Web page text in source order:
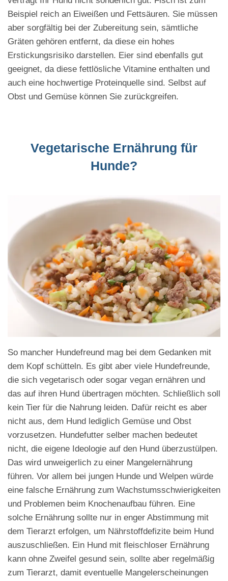
Beispiel reich an Eiweißen und Fettsäuren. Sie müssen
aber sorgfältig bei der Zubereitung sein, sämtliche
Gräten gehören entfernt, da diese ein hohes
Erstickungsrisiko darstellen. Eier sind ebenfalls gut
geeignet, da diese fettlösliche Vitamine enthalten und
auch eine hochwertige Proteinquelle sind. Selbst auf
Obst und Gemüse können Sie zurückgreifen.
Vegetarische Ernährung für
Hunde?
So mancher Hundefreund mag bei dem Gedanken mit
dem Kopf schütteln. Es gibt aber viele Hundefreunde,
die sich vegetarisch oder sogar vegan ernähren und
das auf ihren Hund übertragen möchten. Schließlich soll
kein Tier für die Nahrung leiden. Dafür reicht es aber
nicht aus, dem Hund lediglich Gemüse und Obst
vorzusetzen. Hundefutter selber machen bedeutet
nicht, die eigene Ideologie auf den Hund überzustülpen.
Das wird unweigerlich zu einer Mangelernährung
führen. Vor allem bei jungen Hunde und Welpen würde
eine falsche Ernährung zum Wachstumsschwierigkeiten
und Problemen beim Knochenaufbau führen. Eine
solche Ernährung sollte nur in enger Abstimmung mit
dem Tierarzt erfolgen, um Nährstoffdefizite beim Hund
auszuschließen. Ein Hund mit fleischloser Ernährung
kann ohne Zweifel gesund sein, sollte aber regelmäßig
zum Tierarzt, damit eventuelle Mangelerscheinungen